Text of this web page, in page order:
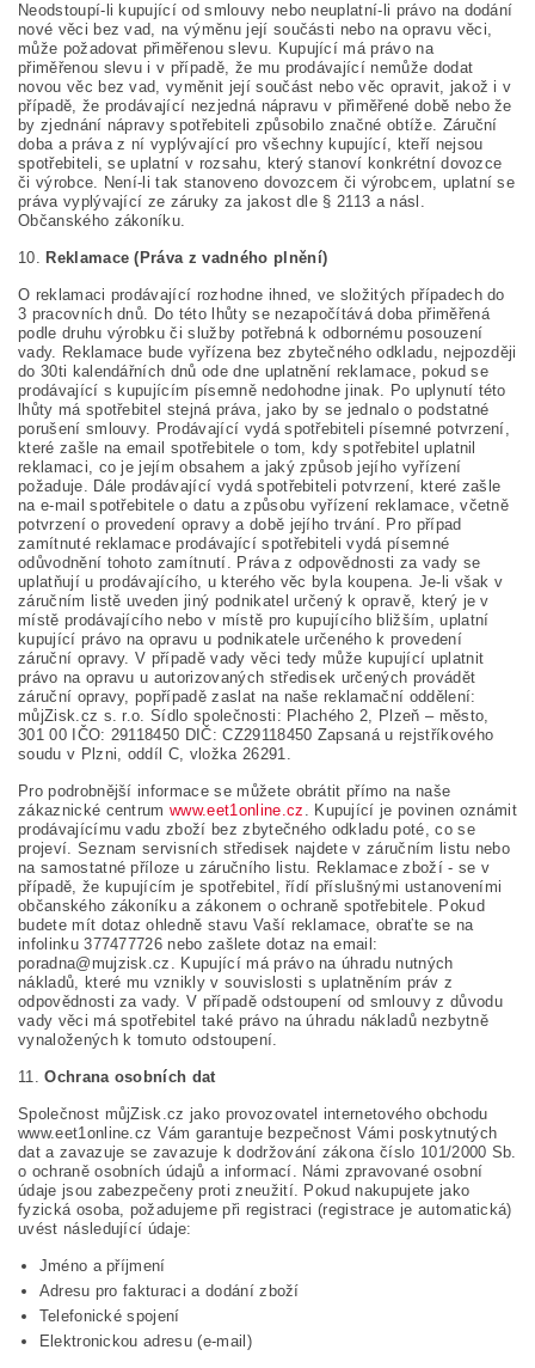
Neodstoupí-li kupující od smlouvy nebo neuplatní-li právo na dodání
nové věci bez vad, na výměnu její součásti nebo na opravu věci,
může požadovat přiměřenou slevu. Kupující má právo na
přiměřenou slevu i v případě, že mu prodávající nemůže dodat
novou věc bez vad, vyměnit její součást nebo věc opravit, jakož i v
případě, že prodávající nezjedná nápravu v přiměřené době nebo že
by zjednání nápravy spotřebiteli způsobilo značné obtíže. Záruční
doba a práva z ní vyplývající pro všechny kupující, kteří nejsou
spotřebiteli, se uplatní v rozsahu, který stanoví konkrétní dovozce
či výrobce. Není-li tak stanoveno dovozcem či výrobcem, uplatní se
práva vyplývající ze záruky za jakost dle § 2113 a násl.
Občanského zákoníku.
10. Reklamace (Práva z vadného plnění)
O reklamaci prodávající rozhodne ihned, ve složitých případech do
3 pracovních dnů. Do této lhůty se nezapočítává doba přiměřená
podle druhu výrobku či služby potřebná k odbornému posouzení
vady. Reklamace bude vyřízena bez zbytečného odkladu, nejpozději
do 30ti kalendářních dnů ode dne uplatnění reklamace, pokud se
prodávající s kupujícím písemně nedohodne jinak. Po uplynutí této
lhůty má spotřebitel stejná práva, jako by se jednalo o podstatné
porušení smlouvy. Prodávající vydá spotřebiteli písemné potvrzení,
které zašle na email spotřebitele o tom, kdy spotřebitel uplatnil
reklamaci, co je jejím obsahem a jaký způsob jejího vyřízení
požaduje. Dále prodávající vydá spotřebiteli potvrzení, které zašle
na e-mail spotřebitele o datu a způsobu vyřízení reklamace, včetně
potvrzení o provedení opravy a době jejího trvání. Pro případ
zamítnuté reklamace prodávající spotřebiteli vydá písemné
odůvodnění tohoto zamítnutí. Práva z odpovědnosti za vady se
uplatňují u prodávajícího, u kterého věc byla koupena. Je-li však v
záručním listě uveden jiný podnikatel určený k opravě, který je v
místě prodávajícího nebo v místě pro kupujícího bližším, uplatní
kupující právo na opravu u podnikatele určeného k provedení
záruční opravy. V případě vady věci tedy může kupující uplatnit
právo na opravu u autorizovaných středisek určených provádět
záruční opravy, popřípadě zaslat na naše reklamační oddělení:
můjZisk.cz s. r.o. Sídlo společnosti: Plachého 2, Plzeň – město,
301 00 IČO: 29118450 DIČ: CZ29118450 Zapsaná u rejstříkového
soudu v Plzni, oddíl C, vložka 26291.
Pro podrobnější informace se můžete obrátit přímo na naše
zákaznické centrumwww.eet1online.cz . Kupující je povinen oznámit
prodávajícímu vadu zboží bez zbytečného odkladu poté, co se
projeví. Seznam servisních středisek najdete v záručním listu nebo
na samostatné příloze u záručního listu. Reklamace zboží - se v
případě, že kupujícím je spotřebitel, řídí příslušnými ustanoveními
občanského zákoníku a zákonem o ochraně spotřebitele. Pokud
budete mít dotaz ohledně stavu Vaší reklamace, obraťte se na
infolinku 377477726 nebo zašlete dotaz na email:
poradna@mujzisk.cz. Kupující má právo na úhradu nutných
nákladů, které mu vznikly v souvislosti s uplatněním práv z
odpovědnosti za vady. V případě odstoupení od smlouvy z důvodu
vady věci má spotřebitel také právo na úhradu nákladů nezbytně
vynaložených k tomuto odstoupení.
11.Ochrana osobních dat
Společnost můjZisk.cz jako provozovatel internetového obchodu
www.eet1online.cz Vám garantuje bezpečnost Vámi poskytnutých
dat a zavazuje se zavazuje k dodržování zákona číslo 101/2000 Sb.
o ochraně osobních údajů a informací. Námi zpravované osobní
údaje jsou zabezpečeny proti zneužití. Pokud nakupujete jako
fyzická osoba, požadujeme při registraci (registrace je automatická)
uvést následující údaje:
Jméno a příjmení
Adresu pro fakturaci a dodání zboží
Telefonické spojení
Elektronickou adresu (e-mail)